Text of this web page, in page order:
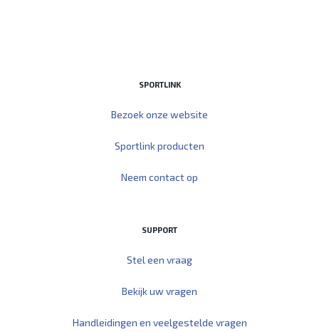
SPORTLINK
Bezoek onze website
Sportlink producten
Neem contact op
SUPPORT
Stel een vraag
Bekijk uw vragen
Handleidingen en veelgestelde vragen